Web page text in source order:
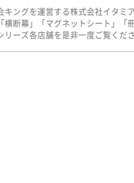
ングを運営する株式会社イタミ
断幕」「マグネットシート」「
ーズ各店舗を是非一度ご覧くださ